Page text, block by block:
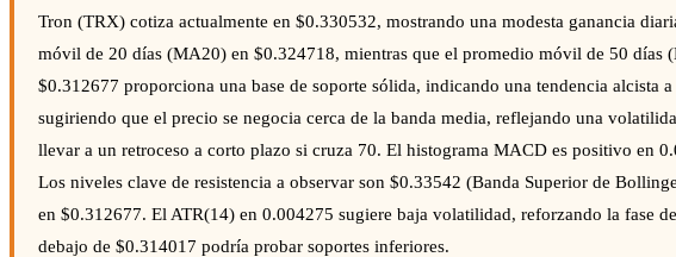
Tron (TRX) cotiza actualmente en $0.330532, mostrando una modesta ganancia
móvil de 20 días (MA20) en $0.324718, mientras que el promedio móvil de 50
$0.312677 proporciona una base de soporte sólida, indicando una tendencia
sugiriendo que el precio se negocia cerca de la banda media, reflejando una
llevar a un retroceso a corto plazo si cruza 70. El histograma MACD es positivo en
Los niveles clave de resistencia a observar son $0.33542 (Banda Superior de
en $0.312677. El ATR(14) en 0.004275 sugiere baja volatilidad, reforzando la fase
debajo de $0.314017 podría probar soportes inferiores.